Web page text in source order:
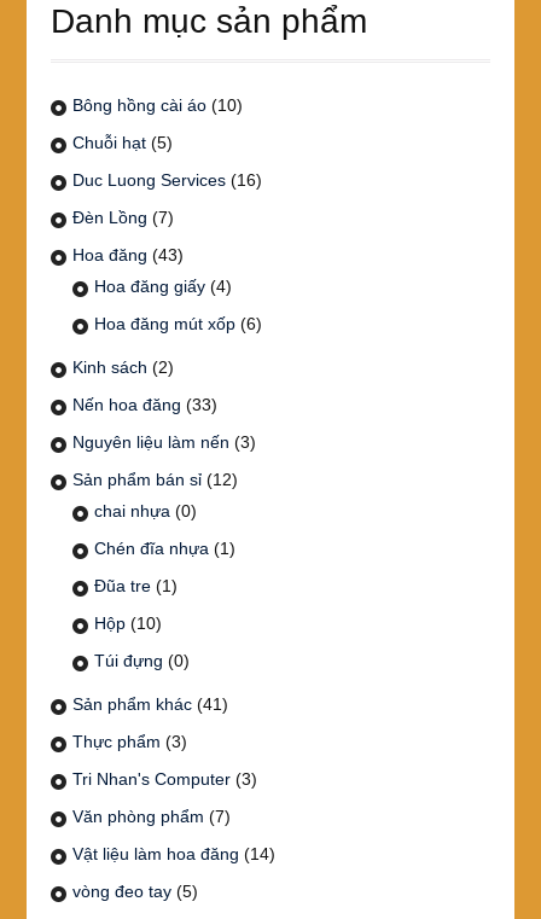
Danh mục sản phẩm
Bông hồng cài áo (10)
Chuỗi hạt (5)
Duc Luong Services (16)
Đèn Lồng (7)
Hoa đăng (43)
Hoa đăng giấy (4)
Hoa đăng mút xốp (6)
Kinh sách (2)
Nến hoa đăng (33)
Nguyên liệu làm nến (3)
Sản phẩm bán sỉ (12)
chai nhựa (0)
Chén đĩa nhựa (1)
Đũa tre (1)
Hộp (10)
Túi đựng (0)
Sản phẩm khác (41)
Thực phẩm (3)
Tri Nhan's Computer (3)
Văn phòng phẩm (7)
Vật liệu làm hoa đăng (14)
vòng đeo tay (5)